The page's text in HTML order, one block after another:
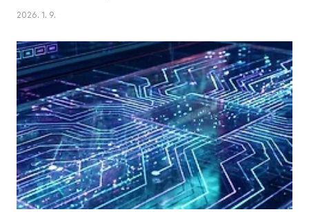
분야로 쏟아지고 있어요. 결국 세상을 바꿀 소수 기업이 탄생할 겁니다. 💰2️⃣
우고, 계획하고, 다른 AI와 협력까지? 이제 AI가 내 업무를 통째로 바꿔놓을 겁
니다. (소프트웨어 개발자들 주목!) 제조업부터 법률, 의료까지 전 분야가 뒤집
힐 예정!3️⃣ 고용 시장 대격변 예고! 📉 지난 2년간 20대 채용 절반 감소, 50대
해고 속출... AI가 사무직을 넘어 물류, ..
2026. 1. 9.